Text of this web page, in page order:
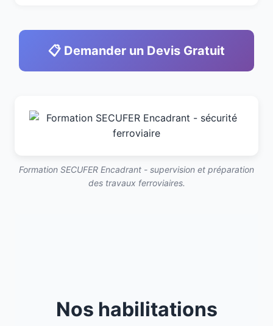
📋 Demander un Devis Gratuit
Formation SECUFER Encadrant - supervision et préparation
des travaux ferroviaires.
Nos habilitations